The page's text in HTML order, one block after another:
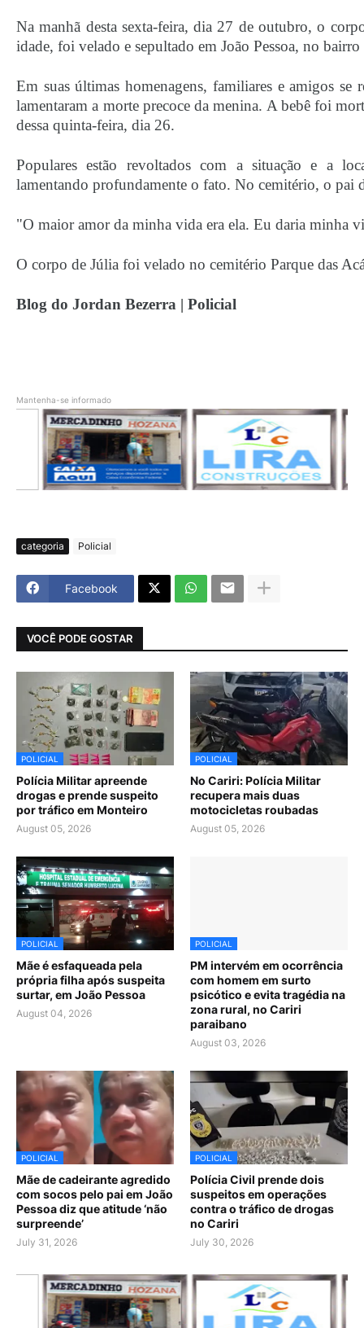
Na manhã desta sexta-feira, dia 27 de outubro, o
idade, foi velado e sepultado em João Pessoa, no
Em suas últimas homenagens, familiares e amigos
lamentaram a morte precoce da menina. A bebê foi
dessa quinta-feira, dia 26.
Populares estão revoltados com a situação e a
lamentando profundamente o fato. No cemitério, o pai
"O maior amor da minha vida era ela. Eu daria minha
O corpo de Júlia foi velado no cemitério Parque das
Blog do Jordan Bezerra | Policial
Mantenha-se informado
categoria Policial
Facebook
VOCÊ PODE GOSTAR
POLICIAL
Polícia Militar apreende
drogas e prende suspeito
por tráfico em Monteiro
August 05, 2026
POLICIAL
No Cariri: Polícia Militar
recupera mais duas
motocicletas roubadas
August 05, 2026
POLICIAL
Mãe é esfaqueada pela
própria filha após suspeita
surtar, em João Pessoa
August 04, 2026
POLICIAL
PM intervém em ocorrência
com homem em surto
psicótico e evita tragédia na
zona rural, no Cariri
paraibano
August 03, 2026
POLICIAL
Mãe de cadeirante agredido
com socos pelo pai em João
Pessoa diz que atitude ‘não
surpreende’
July 31, 2026
POLICIAL
Polícia Civil prende dois
suspeitos em operações
contra o tráfico de drogas
no Cariri
July 30, 2026